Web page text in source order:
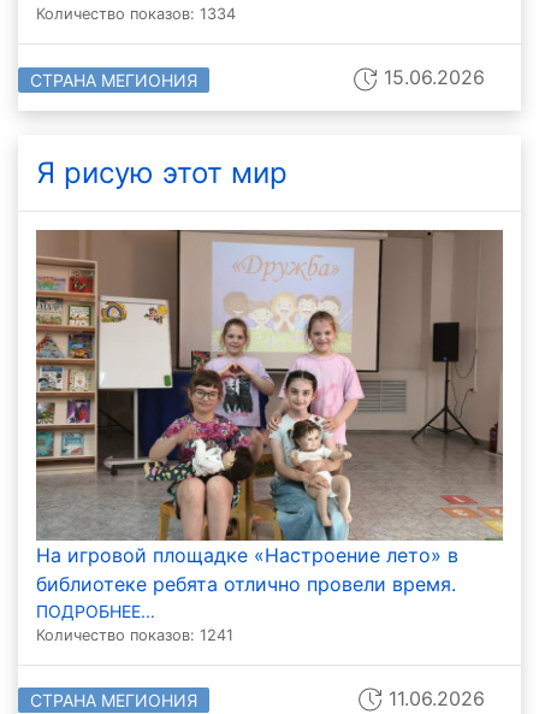
Количество показов: 1334
СТРАНА МЕГИОНИЯ 15.06.2026
Я рисую этот мир
На игровой площадке «Настроение лето» в
библиотеке ребята отлично провели время.
ПОДРОБНЕЕ...
Количество показов: 1241
СТРАНА МЕГИОНИЯ 11.06.2026